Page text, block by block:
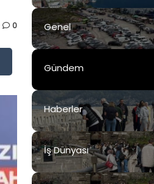
0 Genel
Gündem
Haberler
İş Dünyası